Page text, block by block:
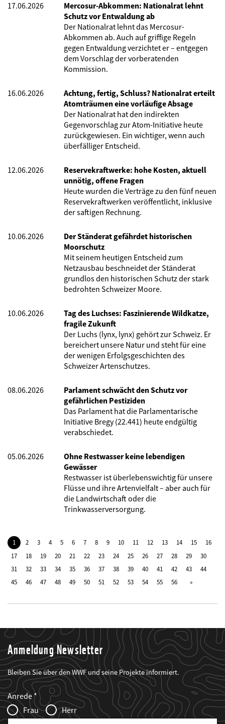
17.06.2026
Mercosur-Abkommen: Nationalrat lehnt
Schutz vor Entwaldung ab
Der Nationalrat lehnt das Mercosur-
Abkommen ab. Auch auf griffige Regeln
gegen Entwaldung verzichtet er – entgegen
dem Vorschlag der vorberatenden
Kommission.
16.06.2026
Achtung, fertig, Schluss? Nationalrat erteilt
Atomträumen eine vorläufige Absage
Der Nationalrat hat den indirekten
Gegenvorschlag zur Atom-Initiative heute
zurückgewiesen. Ein wichtiger, wenn auch
überfälliger Entscheid.
12.06.2026
Reservekraftwerke: hohe Kosten, aktuell
unnötig, offene Fragen
Heute wurden die Verträge zu den fünf neuen
Reservekraftwerken veröffentlicht, inklusive
der saftigen Rechnung.
10.06.2026
Der Ständerat gefährdet historischen
Moorschutz
Mit seinem heutigen Entscheid zum
Netzausbau beschneidet der Ständerat
grundlos den historischen Schutz der stark
bedrohten Schweizer Moore.
10.06.2026
Tag des Luchses: Faszinierende Wildkatze,
fragile Zukunft
Der Luchs (lynx, lynx) gehört zur Schweiz. Er
bereichert unsere Natur und steht für eine
der wenigen Erfolgsgeschichten des
Schweizer Artenschutzes.
08.06.2026
Parlament schwächt den Schutz vor
gefährlichen Pestiziden
Das Parlament hat die Parlamentarische
Initiative Bregy (22.441) heute endgültig
verabschiedet.
05.06.2026
Ohne Restwasser keine lebendigen
Gewässer
Restwasser ist überlebenswichtig für unsere
Flüsse und ihre Artenvielfalt – aber auch für
die Landwirtschaft oder die
Trinkwasserversorgung.
1 2 3 4 5 6 7 8 9 10 11 12 13 14 15
16
17
18 19 20 21 22 23 24 25 26 27 28 29
30
31
32 33 34 35 36 37 38 39 40 41 42 43
44
45
46 47 48 49 50 51 52 53 54 55 56
Anmeldung Newsletter
Bleiben Sie über den WWF und seine Projekte informiert.
Web2Case
Infofelder
Fieldset
anrede_name
Anrede
Frau
Herr